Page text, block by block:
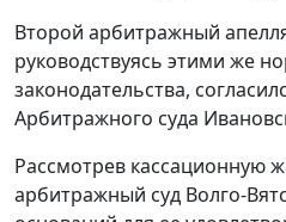
Второй арбитражный
руководствуясь этими же
законодательства,
Арбитражного суда
Рассмотрев кассационную
арбитражный суд Волго-